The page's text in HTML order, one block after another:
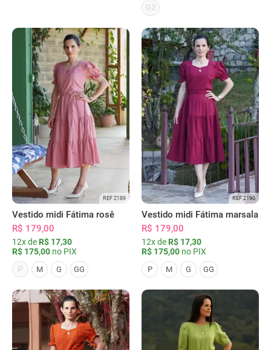
G2
REF 2189
Vestido midi Fátima rosê
R$ 179,00
12x de R$ 17,30
R$ 175,00 no PIX
P
M G GG
REF 2190
Vestido midi Fátima marsala
R$ 179,00
12x de R$ 17,30
R$ 175,00 no PIX
P M G GG